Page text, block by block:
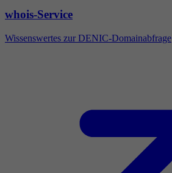
whois-Service
Wissenswertes zur DENIC-Domainabfrage